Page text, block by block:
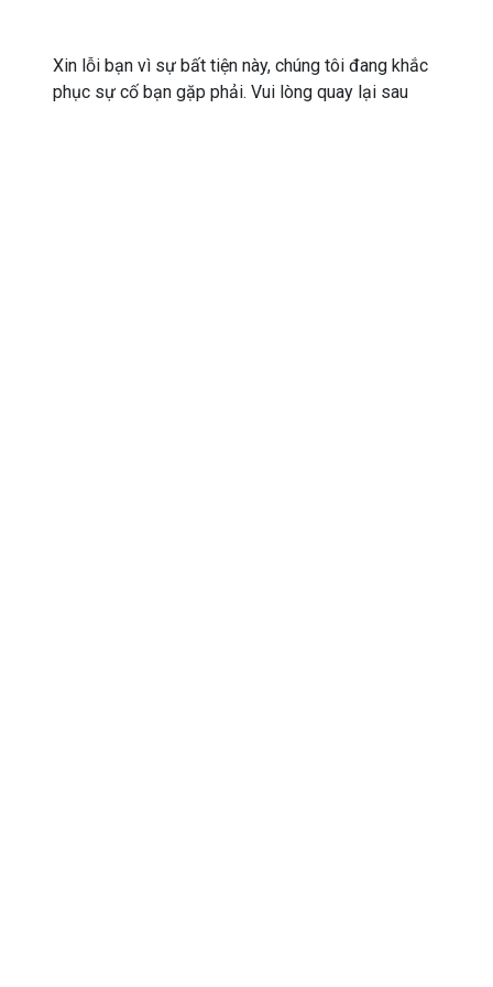
Xin lỗi bạn vì sự bất tiện này, chúng tôi đang khắc
phục sự cố bạn gặp phải. Vui lòng quay lại sau